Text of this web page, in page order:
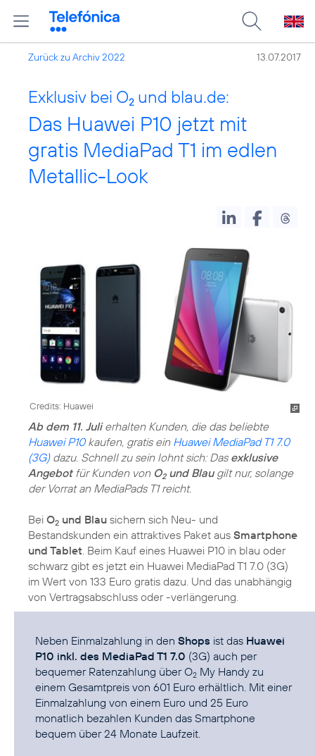
Zurück zu Archiv 2022 13.07.2017
Exklusiv bei O2 und blau.de:
Das Huawei P10 jetzt mit
gratis MediaPad T1 im edlen
Metallic-Look
Credits: Huawei
Ab dem 11. Julierhalten Kunden, die das beliebte
Huawei P10kaufen, gratis ein Huawei MediaPad T1 7.0
(3G)dazu. Schnell zu sein lohnt sich: Das exklusive
Angebotfür Kunden von O2und Blaugilt nur, solange
der Vorrat an MediaPads T1 reicht.
Bei O2 und Blau sichern sich Neu- und
Bestandskunden ein attraktives Paket aus Smartphone
und Tablet . Beim Kauf eines Huawei P10 in blau oder
schwarz gibt es jetzt ein Huawei MediaPad T1 7.0 (3G)
im Wert von 133 Euro gratis dazu. Und das unabhängig
von Vertragsabschluss oder -verlängerung.
Neben Einmalzahlung in den Shops ist das Huawei
P10 inkl. des MediaPad T1 7.0 (3G) auch per
bequemer Ratenzahlung überO2 My Handy zu
einem Gesamtpreis von 601 Euro erhältlich. Mit einer
Einmalzahlung von einem Euro und 25 Euro
monatlich bezahlen Kunden das Smartphone
bequem über 24 Monate Laufzeit.